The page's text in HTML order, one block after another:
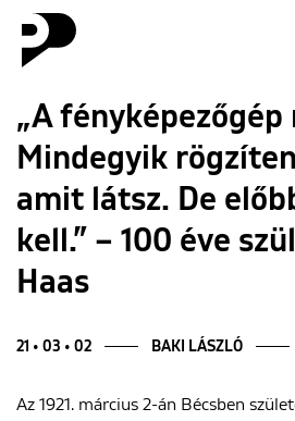
Hírek
Galéria
Blog
Rólunk
„A
Mindegyik
amit látsz. De
kell.” – 100 éve
Haas
21 • 03 • 02 BAKI LÁSZLÓ
Az 1921. március 2-án Bécsben